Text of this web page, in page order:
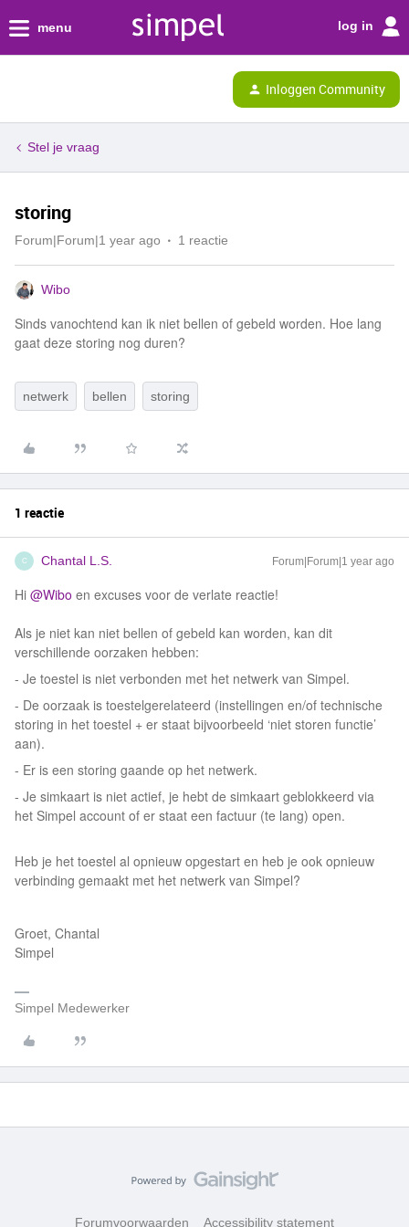
menu log in
Inloggen Community
Stel je vraag
storing
Forum|Forum|1 year ago 1 reactie
Wibo
Sinds vanochtend kan ik niet bellen of gebeld worden. Hoe lang
gaat deze storing nog duren?
netwerk bellen storing
1 reactie
C Chantal L.S. Forum|Forum|1 year ago
Hi ​ @Wibo en excuses voor de verlate reactie!
Als je niet kan niet bellen of gebeld kan worden, kan dit
verschillende oorzaken hebben:
- Je toestel is niet verbonden met het netwerk van Simpel.
- De oorzaak is toestelgerelateerd (instellingen en/of technische
storing in het toestel + er staat bijvoorbeeld ‘niet storen functie’
aan).
- Er is een storing gaande op het netwerk.
- Je simkaart is niet actief, je hebt de simkaart geblokkeerd via
het Simpel account of er staat een factuur (te lang) open.
Heb je het toestel al opnieuw opgestart en heb je ook opnieuw
verbinding gemaakt met het netwerk van Simpel?
Groet, Chantal
Simpel
Simpel Medewerker
Forumvoorwaarden Accessibility statement